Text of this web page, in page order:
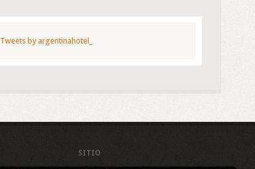
Tweets by argentinahotel_
SITIO